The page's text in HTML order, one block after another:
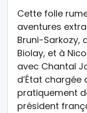
Cette folle
aventures
Bruni-Sarkozy,
Biolay, et à
avec Chantal
d’État chargée
pratiquement
président